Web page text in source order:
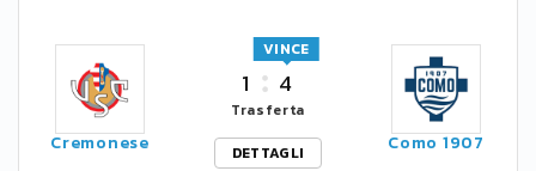
Cremonese
1 4
VINCE
Trasferta
DETTAGLI
Como 1907